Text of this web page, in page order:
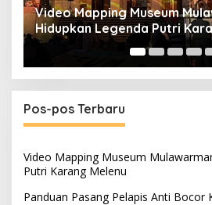
Panduan Pasang Pelapis
Mancur
Pos-pos Terbaru
Video Mapping Museum
Putri Karang Melenu
Panduan Pasang Pelapis Anti Bocor